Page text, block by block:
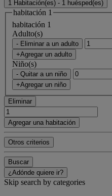
1 Habitación(es) - 1 huésped(es)
habitación 1
habitación 1
Adulto(s)
- Eliminar a un adulto
+Agregar un adulto
Niño(s)
- Quitar a un niño
+Agregar un niño
Eliminar
Agregar una habitación
Otros criterios
Buscar
¿Adónde quiere ir?
Skip search by categories